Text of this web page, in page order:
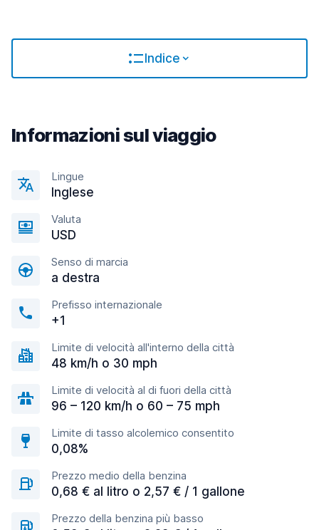
Indice
Informazioni sul viaggio
Lingue
Inglese
Valuta
USD
Senso di marcia
a destra
Prefisso internazionale
+1
Limite di velocità all'interno della città
48 km/h o 30 mph
Limite di velocità al di fuori della città
96 – 120 km/h o 60 – 75 mph
Limite di tasso alcolemico consentito
0,08%
Prezzo medio della benzina
0,68 € al litro o 2,57 € / 1 gallone
Prezzo della benzina più basso